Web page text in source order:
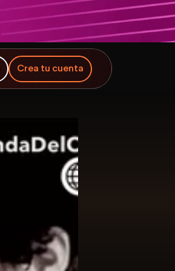
Crea tu cuenta